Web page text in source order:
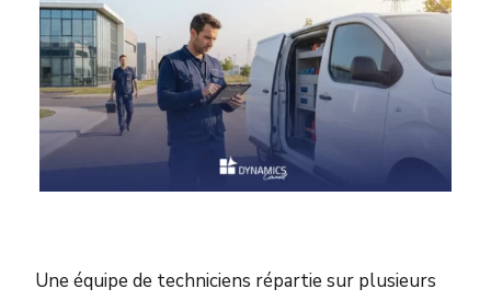
Une équipe de techniciens répartie sur plusieurs